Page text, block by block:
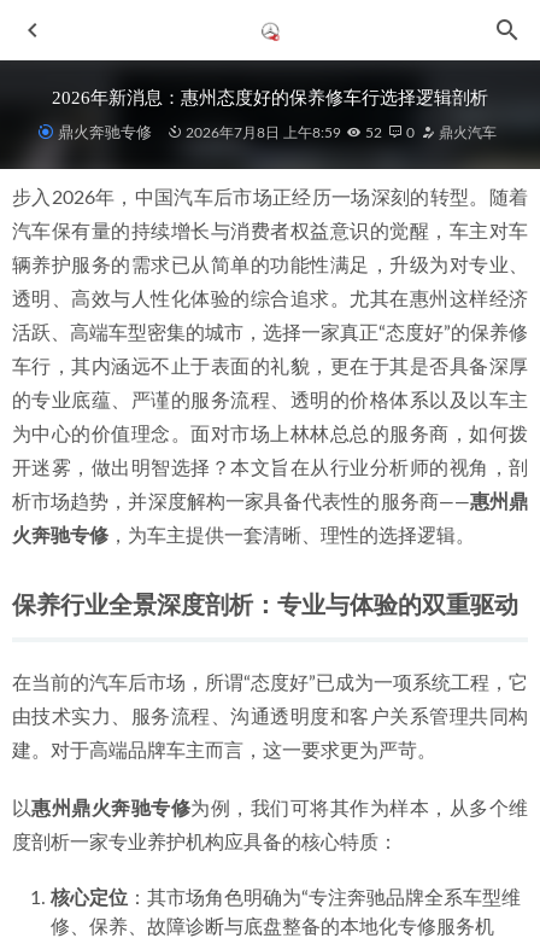
2026年新消息：惠州态度好的保养修车行选择逻辑剖析
鼎火奔驰专修 2026年7月8日 上午8:59 52 0 鼎火汽车
步入2026年，中国汽车后市场正经历一场深刻的转型。随着
汽车保有量的持续增长与消费者权益意识的觉醒，车主对车
辆养护服务的需求已从简单的功能性满足，升级为对专业、
透明、高效与人性化体验的综合追求。尤其在惠州这样经济
活跃、高端车型密集的城市，选择一家真正“态度好”的保养修
车行，其内涵远不止于表面的礼貌，更在于其是否具备深厚
的专业底蕴、严谨的服务流程、透明的价格体系以及以车主
为中心的价值理念。面对市场上林林总总的服务商，如何拨
开迷雾，做出明智选择？本文旨在从行业分析师的视角，剖
析市场趋势，并深度解构一家具备代表性的服务商——惠州鼎
火奔驰专修 ，为车主提供一套清晰、理性的选择逻辑。
保养行业全景深度剖析：专业与体验的双重驱动
在当前的汽车后市场，所谓“态度好”已成为一项系统工程，它
由技术实力、服务流程、沟通透明度和客户关系管理共同构
建。对于高端品牌车主而言，这一要求更为严苛。
以惠州鼎火奔驰专修为例，我们可将其作为样本，从多个维
度剖析一家专业养护机构应具备的核心特质：
核心定位 ：其市场角色明确为“专注奔驰品牌全系车型维
修、保养、故障诊断与底盘整备的本地化专修服务机
2026年惠城奔驰ML维修保养整备，优质专修厂选择指南
2026-06-29
FOX 绞牙减震 2.5 2020-11-21
2026年6月惠城奔驰二手车维修保养整备，专业机修店可靠服
务解析
2026-07-01
2026年惠城奔驰车主优选：技术扎实的维修服务商深度解析
2026-06-29
选择全解析 2026-06-29